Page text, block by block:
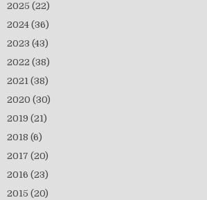
2025 (22)
2024 (36)
2023 (43)
2022 (38)
2021 (38)
2020 (30)
2019 (21)
2018 (6)
2017 (20)
2016 (23)
2015 (20)